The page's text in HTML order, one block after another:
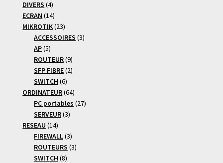
DIVERS 44
produits
ECRAN 1414
produits
MIKROTIK 2323
produits
ACCESSOIRES 33
AP 55
produits
ROUTEUR 99
produits
SFP FIBRE 22
SWITCH 66
produits
ORDINATEUR 6464
produits
PC portables 2727
SERVEUR 33
RESEAU 1414
produits
FIREWALL 33
produits
ROUTEURS 33
SWITCH 88